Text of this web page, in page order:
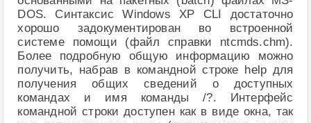
DOS. Синтаксис Windows XP CLI достаточно
хорошо задокументирован во встроенной
системе помощи (файл справки ntcmds.chm).
Более подробную общую информацию можно
получить, набрав в командной строке help для
получения общих сведений о доступных
командах и имя команды /?. Интерфейс
командной строки доступен как в виде окна, так